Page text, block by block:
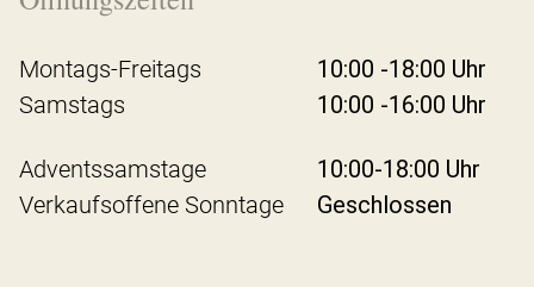
Montags-Freitags
10:00 -18:00 Uhr
Samstags
10:00 -16:00 Uhr
Adventssamstage
10:00-18:00 Uhr
Verkaufsoffene Sonntage
Geschlossen